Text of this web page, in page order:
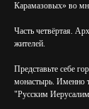
Карамазовых» во
Часть четвёртая.
жителей.
Представьте себе
монастырь. Именно
"Русским